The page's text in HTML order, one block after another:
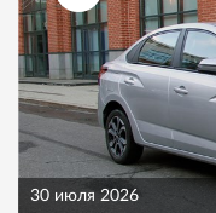
30 июля 2026